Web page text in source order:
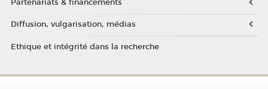
Partenariats & financements
Diffusion, vulgarisation, médias
Ethique et intégrité dans la recherche